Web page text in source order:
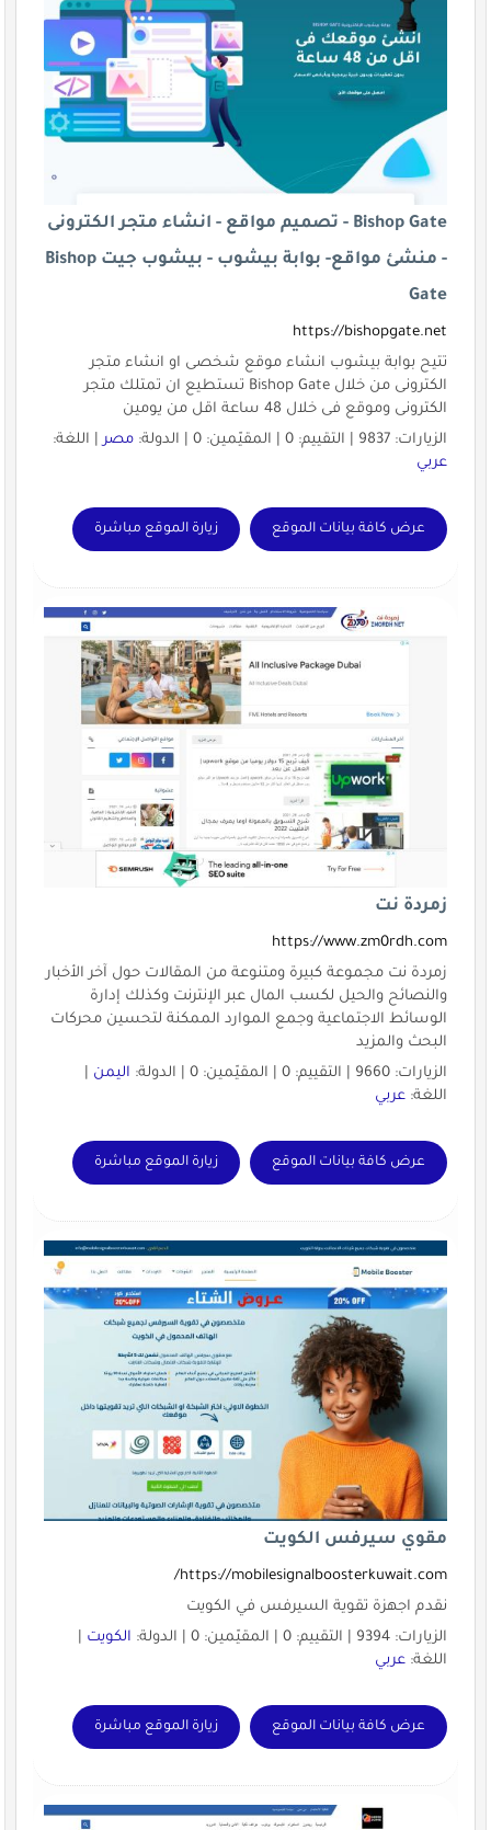
Bishop Gate - تصميم مواقع - انشاء متجر الكترونى
- منشئ مواقع- بوابة بيشوب - بيشوب جيت Bishop
Gate
https://bishopgate.net
تتيح بوابة بيشوب انشاء موقع شخصى او انشاء متجر
الكترونى من خلال Bishop Gate تستطيع ان تمتلك متجر
الكترونى وموقع فى خلال 48 ساعة اقل من يومين
الزيارات: 9837 | التقييم: 0 | المقيّمين: 0 | الدولة:
مصر| اللغة:
عربي
عرض كافة بيانات الموقع زيارة الموقع مباشرة
زمردة نت
https://www.zm0rdh.com
زمردة نت مجموعة كبيرة ومتنوعة من المقالات حول آخر الأخبار
والنصائح والحيل لكسب المال عبر الإنترنت وكذلك إدارة
الوسائط الاجتماعية وجمع الموارد الممكنة لتحسين محركات
البحث والمزيد
الزيارات: 9660 | التقييم: 0 | المقيّمين: 0 | الدولة:
اليمن|
اللغة: عربي
عرض كافة بيانات الموقع زيارة الموقع مباشرة
مقوي سيرفس الكويت
https://mobilesignalboosterkuwait.com/
نقدم اجهزة تقوية السيرفس في الكويت
الزيارات: 9394 | التقييم: 0 | المقيّمين: 0 | الدولة:
الكويت|
اللغة: عربي
عرض كافة بيانات الموقع زيارة الموقع مباشرة